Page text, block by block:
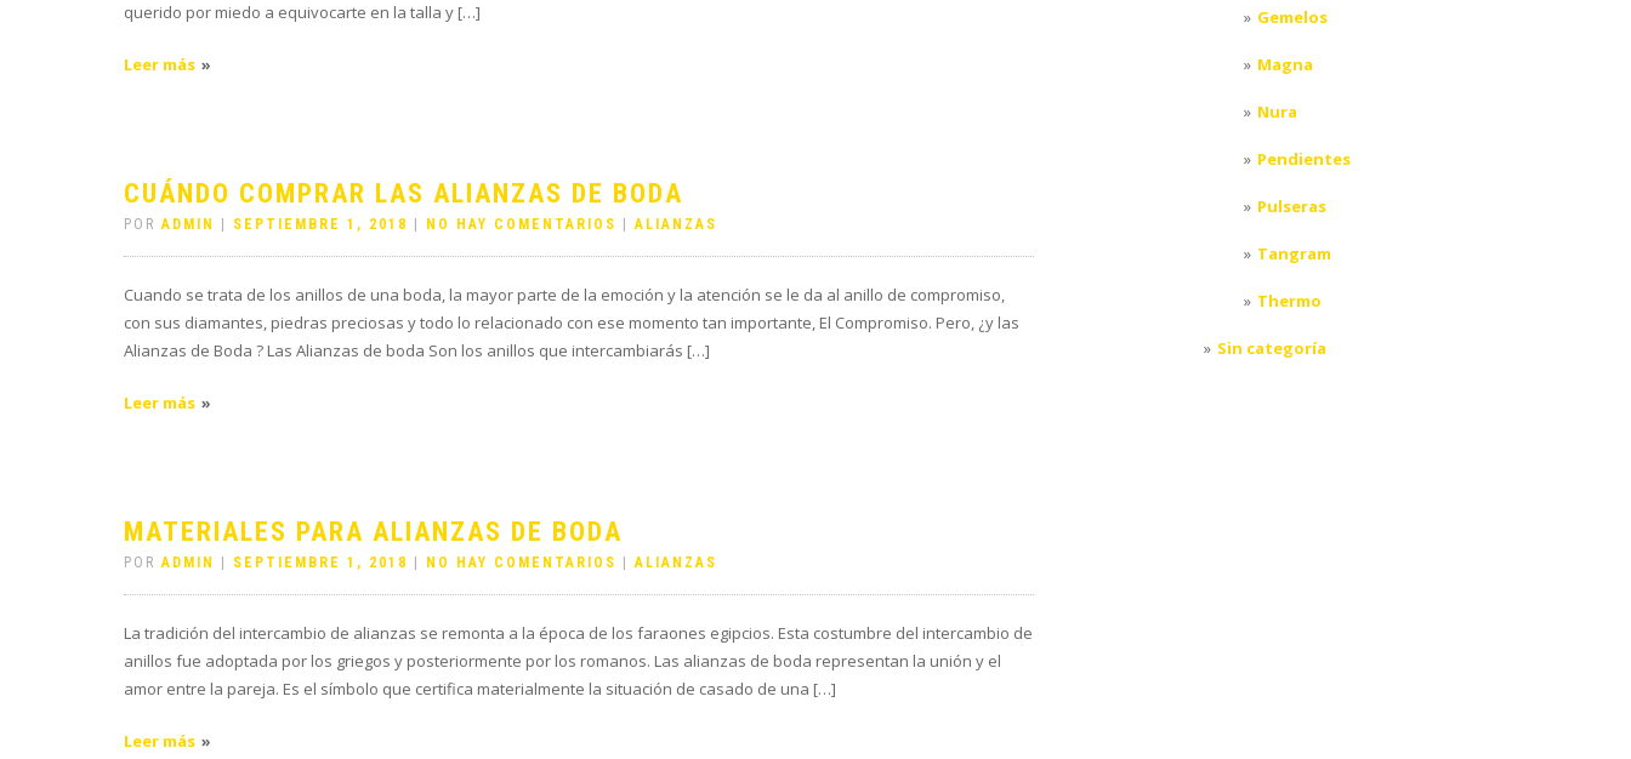
querido por miedo a equivocarte en la talla y […]
Leer más
CUÁNDO COMPRAR LAS ALIANZAS DE BODA
PORADMIN SEPTIEMBRE 1, 2018 NO HAY COMENTARIOS |ALIANZAS
Cuando se trata de los anillos de una boda, la mayor parte de la emoción y la atención se le da al anillo de compromiso,
con sus diamantes, piedras preciosas y todo lo relacionado con ese momento tan importante, El Compromiso. Pero, ¿y las
Alianzas de Boda ? Las Alianzas de boda Son los anillos que intercambiarás […]
Leer más
MATERIALES PARA ALIANZAS DE BODA
PORADMIN SEPTIEMBRE 1, 2018 NO HAY COMENTARIOS |ALIANZAS
La tradición del intercambio de alianzas se remonta a la época de los faraones egipcios. Esta costumbre del intercambio de
anillos fue adoptada por los griegos y posteriormente por los romanos. Las alianzas de boda representan la unión y el
amor entre la pareja. Es el símbolo que certifica materialmente la situación de casado de una […]
Leer más
Gemelos
Magna
Nura
Pendientes
Pulseras
Tangram
Thermo
Sin categoría